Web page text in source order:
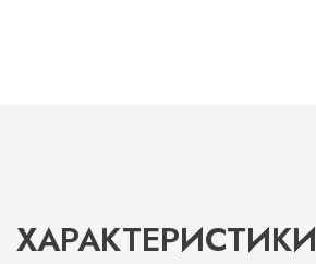
ХАРАКТЕРИСТИКИ